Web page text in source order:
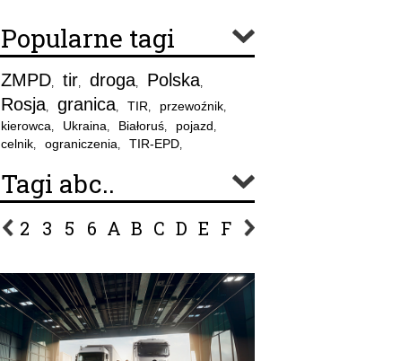
Popularne tagi
ZMPD, tir, droga, Polska,
Rosja, granica, TIR, przewoźnik,
kierowca, Ukraina, Białoruś, pojazd,
celnik, ograniczenia, TIR-EPD,
Tagi abc..
2 3 5 6 A B C D E F G